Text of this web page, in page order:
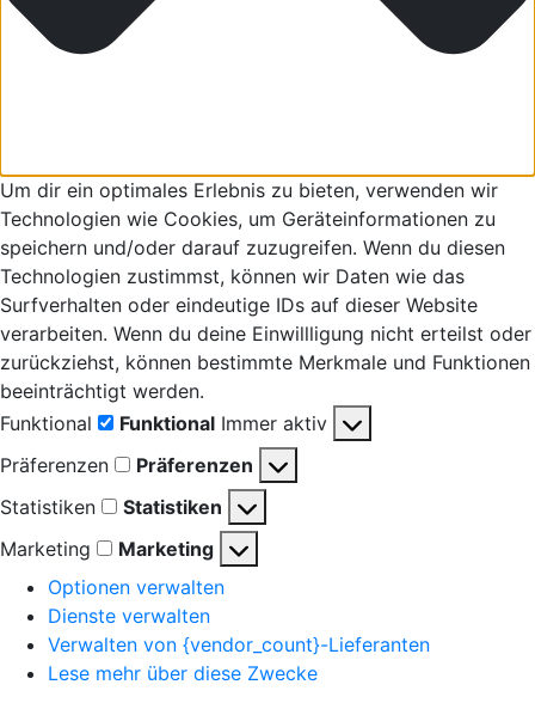
Um dir ein optimales Erlebnis zu bieten, verwenden wir
Technologien wie Cookies, um Geräteinformationen zu
speichern und/oder darauf zuzugreifen. Wenn du diesen
Technologien zustimmst, können wir Daten wie das
Surfverhalten oder eindeutige IDs auf dieser Website
verarbeiten. Wenn du deine Einwillligung nicht erteilst oder
zurückziehst, können bestimmte Merkmale und Funktionen
beeinträchtigt werden.
Funktional
Funktional Immer aktiv
Präferenzen
Präferenzen
Statistiken
Statistiken
Marketing
Marketing
Optionen verwalten
Dienste verwalten
Verwalten von {vendor_count}-Lieferanten
Lese mehr über diese Zwecke